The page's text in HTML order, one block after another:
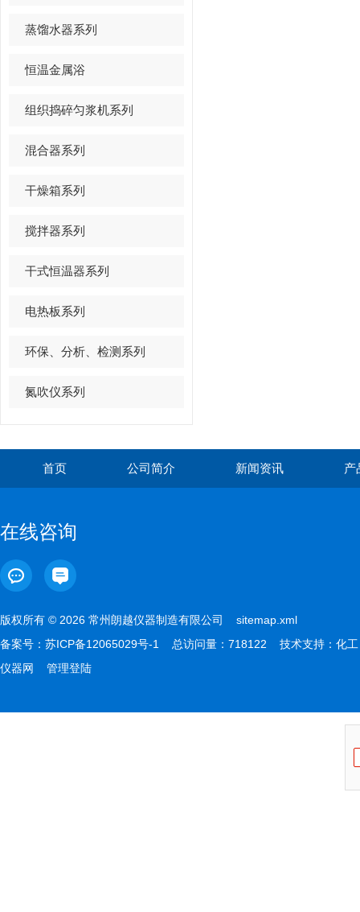
蒸馏水器系列
恒温金属浴
组织捣碎匀浆机系列
混合器系列
干燥箱系列
搅拌器系列
干式恒温器系列
电热板系列
环保、分析、检测系列
氮吹仪系列
首页 公司简介 新闻资讯 产
在线咨询
版权所有 © 2026 常州朗越仪器制造有限公司 sitemap.xml
备案号： 苏ICP备12065029号-1 总访问量：718122 技术支持： 化工
仪器网
管理登陆